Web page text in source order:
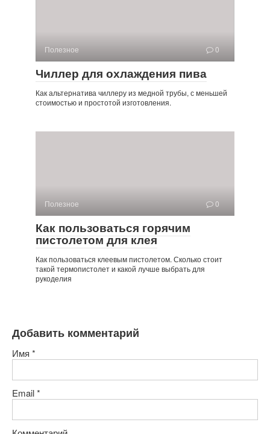
Полезное 0
Чиллер для охлаждения пива
Как альтернатива чиллеру из медной трубы, с меньшей
стоимостью и простотой изготовления.
Полезное 0
Как пользоваться горячим
пистолетом для клея
Как пользоваться клеевым пистолетом. Сколько стоит
такой термопистолет и какой лучше выбрать для
рукоделия
Добавить комментарий
Имя *
Email*